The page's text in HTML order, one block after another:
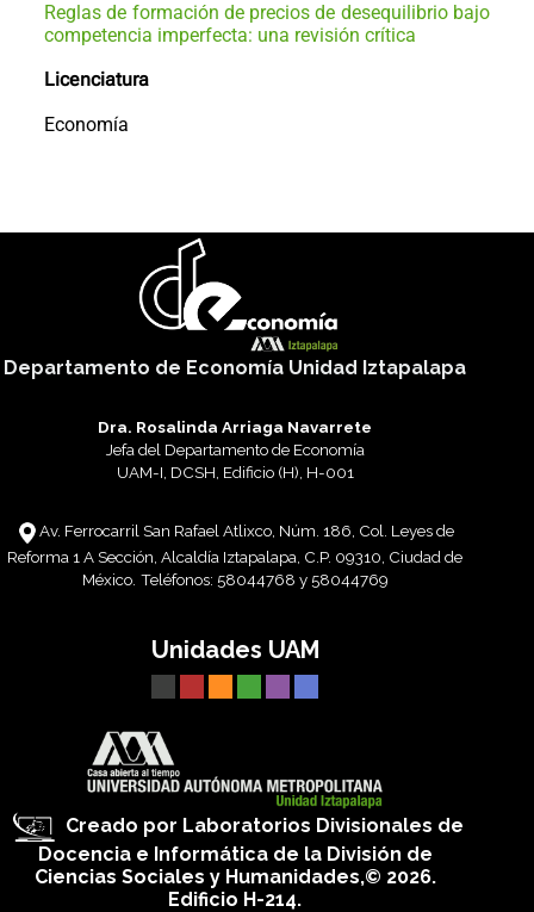
Reglas de formación de precios de desequilibrio bajo
competencia imperfecta: una revisión crítica
Licenciatura
Economía
Departamento de Economía Unidad Iztapalapa
Dra. Rosalinda Arriaga Navarrete
Jefa del Departamento de Economía
UAM-I, DCSH, Edificio (H), H-001
Av. Ferrocarril San Rafael Atlixco, Núm. 186, Col. Leyes de
Reforma 1 A Sección, Alcaldía Iztapalapa, C.P. 09310, Ciudad de
México. Teléfonos: 58044768 y 58044769
Unidades UAM
Creado por Laboratorios Divisionales de
Docencia e Informática de la División de
Ciencias Sociales y Humanidades,© 2026.
Edificio H-214.